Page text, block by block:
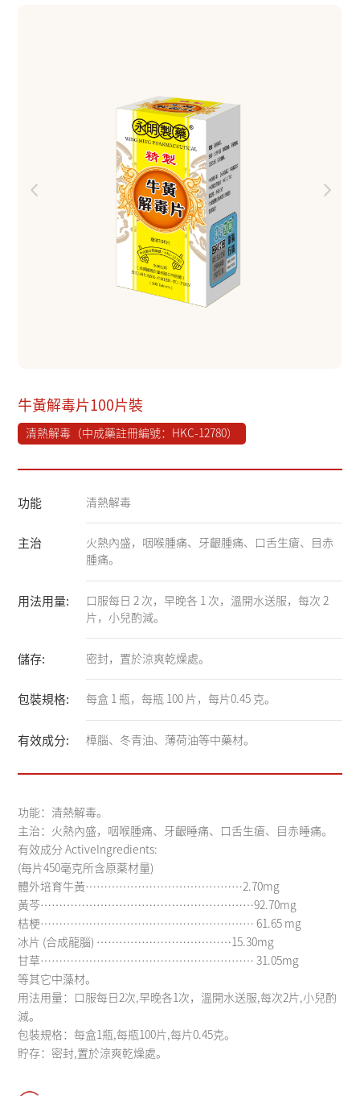
牛黃解毒片100片裝
清熱解毒（中成藥註冊編號：HKC-12780）
功能 清熱解毒
主治
火熱內盛，咽喉腫痛、牙齦腫痛、口舌生瘡、目赤
腫痛。
用法用量:
口服每日 2 次，早晚各 1 次，溫開水送服，每次 2
片，小兒酌減。
儲存: 密封，置於涼爽乾燥處。
包裝規格: 每盒 1 瓶，每瓶 100 片，每片0.45 克。
有效成分: 樟腦、冬青油、薄荷油等中藥材。
功能：清熱解毒。
主治：火熱內盛，咽喉腫痛、牙齦睡痛、口舌生瘡、目赤睡痛。
有效成分 ActiveIngredients:
(每片450毫克所含原薬材量)
體外培育牛黃……………………………………2.70mg
黃芩…………………………………………………92.70mg
桔梗………………………………………………… 61.65 mg
冰片 (合成龍腦) ………………………………15.30mg
甘草………………………………………………… 31.05mg
等其它中藻材。
用法用量：口服每日2次,早晚各1次，溫開水送服,每次2片,小兒酌
減。
包裝規格：每盒1瓶,每瓶100片,每片0.45克。
貯存：密封,置於涼爽乾燥處。